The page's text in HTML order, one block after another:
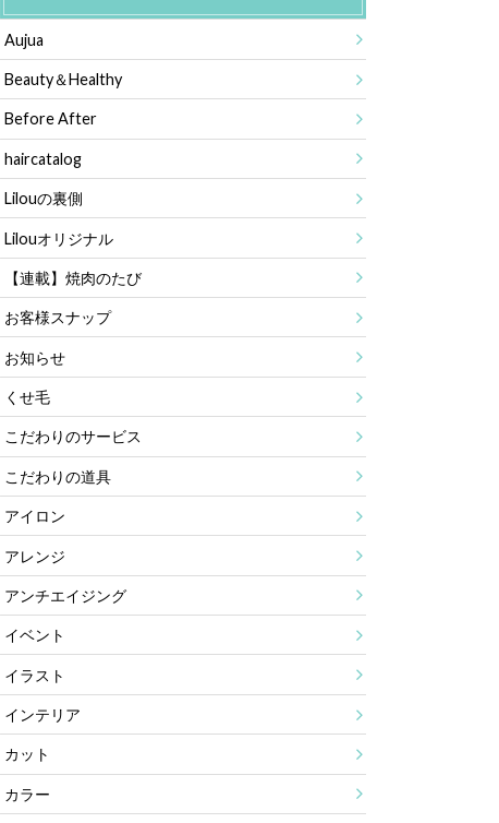
Aujua
Beauty＆Healthy
Before After
haircatalog
Lilouの裏側
Lilouオリジナル
【連載】焼肉のたび
お客様スナップ
お知らせ
くせ毛
こだわりのサービス
こだわりの道具
アイロン
アレンジ
アンチエイジング
イベント
イラスト
インテリア
カット
カラー